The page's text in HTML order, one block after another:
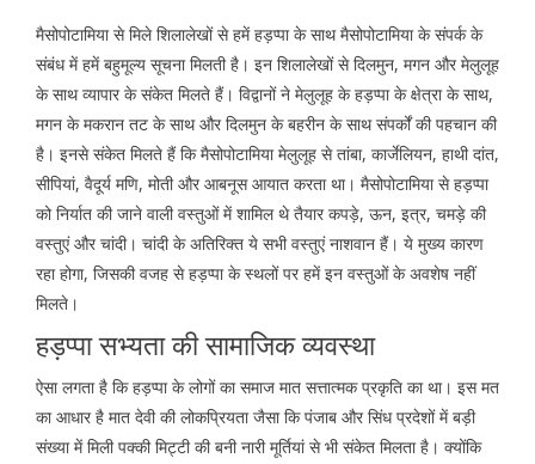
मैसोपोटामिया से मिले शिलालेखों से हमें हड़प्पा के साथ मैसोपोटामिया के संपर्क के
संबंध में हमें बहुमूल्य सूचना मिलती है। इन शिलालेखों से दिलमुन, मगन और मेलुलूह
के साथ व्यापार के संकेत मिलते हैं। विद्वानों ने मेलुलूह के हड़प्पा के क्षेत्रा के साथ,
मगन के मकरान तट के साथ और दिलमुन के बहरीन के साथ संपर्कों की पहचान की
है। इनसे संकेत मिलते हैं कि मैसोपोटामिया मेलुलूह से तांबा, कार्जेलियन, हाथी दांत,
सीपियां, वैदूर्य मणि, मोती और आबनूस आयात करता था। मैसोपोटामिया से हड़प्पा
को निर्यात की जाने वाली वस्तुओं में शामिल थे तैयार कपड़े, ऊन, इत्र, चमड़े की
वस्तुएं और चांदी। चांदी के अतिरिक्त ये सभी वस्तुएं नाशवान हैं। ये मुख्य कारण
रहा होगा, जिसकी वजह से हड़प्पा के स्थलों पर हमें इन वस्तुओं के अवशेष नहीं
मिलते।
हड़प्पा सभ्यता की सामाजिक व्यवस्था
ऐसा लगता है कि हड़प्पा के लोगों का समाज मात सत्तात्मक प्रकृति का था। इस मत
का आधार है मात देवी की लोकप्रियता जैसा कि पंजाब और सिंध प्रदेशों में बड़ी
संख्या में मिली पक्की मिट्टी की बनी नारी मूर्तियां से भी संकेत मिलता है। क्योंकि